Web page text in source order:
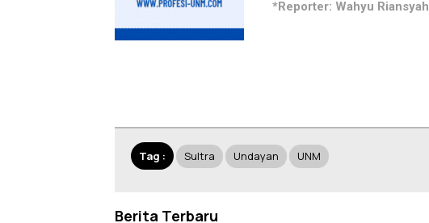
*Reporter: Wahyu Riansyah
Tag : Sultra Undayan UNM
Berita Terbaru